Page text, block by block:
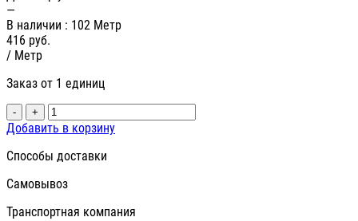
—
В наличии : 102 Метр
416 руб.
/ Метр
Заказ от 1 единиц
- +
Добавить в корзину
Способы доставки
Самовывоз
Транспортная компания